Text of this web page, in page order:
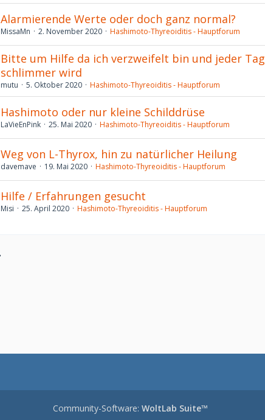
Alarmierende Werte oder doch ganz normal?
MissaMn 2. November 2020 Hashimoto-Thyreoiditis - Hauptforum
Bitte um Hilfe da ich verzweifelt bin und jeder Tag
schlimmer wird
mutu 5. Oktober 2020 Hashimoto-Thyreoiditis - Hauptforum
Hashimoto oder nur kleine Schilddrüse
LaVieEnPink 25. Mai 2020 Hashimoto-Thyreoiditis - Hauptforum
Weg von L-Thyrox, hin zu natürlicher Heilung
davemave 19. Mai 2020 Hashimoto-Thyreoiditis - Hauptforum
Hilfe / Erfahrungen gesucht
Misi 25. April 2020 Hashimoto-Thyreoiditis - Hauptforum
Community-Software: WoltLab Suite™